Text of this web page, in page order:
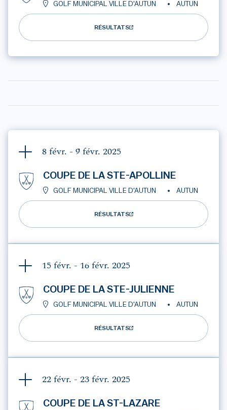
GOLF MUNICIPAL VILLE D'AUTUN AUTUN
RÉSULTATS
8 févr. - 9 févr. 2025
COUPE DE LA STE-APOLLINE
GOLF MUNICIPAL VILLE D'AUTUN AUTUN
RÉSULTATS
15 févr. - 16 févr. 2025
COUPE DE LA STE-JULIENNE
GOLF MUNICIPAL VILLE D'AUTUN AUTUN
RÉSULTATS
22 févr. - 23 févr. 2025
COUPE DE LA ST-LAZARE